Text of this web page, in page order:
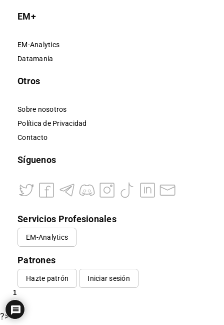
EM+
EM-Analytics
Datamanía
Otros
Sobre nosotros
Política de Privacidad
Contacto
Síguenos
Servicios Profesionales
EM-Analytics
Patrones
Hazte patrón Iniciar sesión
1
?>